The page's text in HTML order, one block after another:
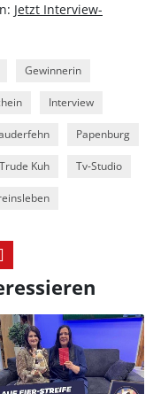
Jetzt Interview-
Gewinnerin
Interview
Papenburg
Trude Kuh Tv-Studio